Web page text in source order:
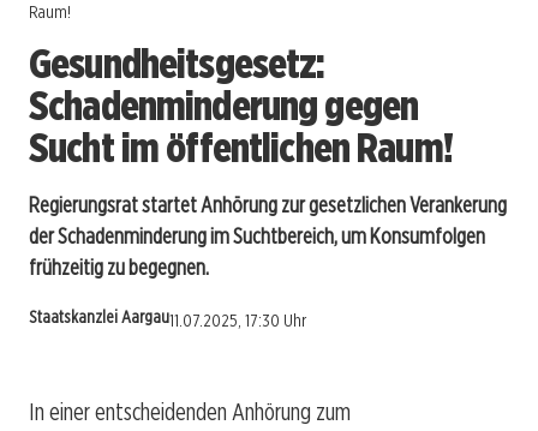
Raum!
Gesundheitsgesetz:
Schadenminderung gegen
Sucht im öffentlichen Raum!
Regierungsrat startet Anhörung zur gesetzlichen Verankerung
der Schadenminderung im Suchtbereich, um Konsumfolgen
frühzeitig zu begegnen.
Staatskanzlei Aargau11.07.2025, 17:30 Uhr
In einer entscheidenden Anhörung zum